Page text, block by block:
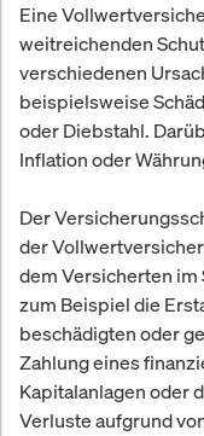
Eine
weitreichenden
verschiedenen
beispielsweise
oder Diebstahl.
Inflation oder
Der
der
dem Versicherten im
zum Beispiel die
beschädigten oder
Zahlung eines
Kapitalanlagen oder
Verluste aufgrund